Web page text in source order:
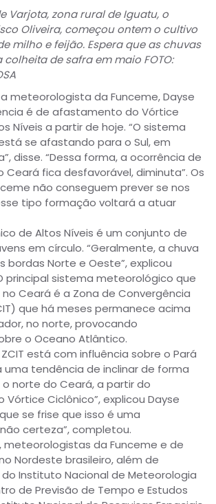
Varjota, zona rural de Iguatu, o
Oliveira, começou ontem o cultivo
milho e feijão. Espera que as chuvas
de safra em maio FOTO:
meteorologista da Funceme, Dayse
é de afastamento do Vórtice
Níveis a partir de hoje. “O sistema
se afastando para o Sul, em
disse. “Dessa forma, a ocorrência de
Ceará fica desfavorável, diminuta”. Os
não conseguem prever se nos
tipo formação voltará a atuar
de Altos Níveis é um conjunto de
em círculo. “Geralmente, a chuva
bordas Norte e Oeste”, explicou
principal sistema meteorológico que
Ceará é a Zona de Convergência
que há meses permanece acima
no norte, provocando
o Oceano Atlântico.
está com influência sobre o Pará
uma tendência de inclinar de forma
norte do Ceará, a partir do
Ciclônico”, explicou Dayse
se frise que isso é uma
certeza”, completou.
meteorologistas da Funceme e de
Nordeste brasileiro, além de
Instituto Nacional de Meteorologia
de Previsão de Tempo e Estudos